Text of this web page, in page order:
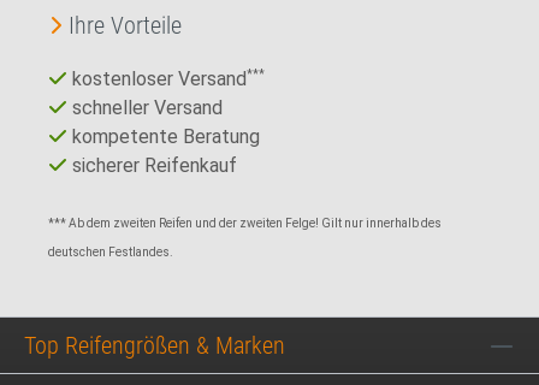
Ihre Vorteile
kostenloser Versand***
schneller Versand
kompetente Beratung
sicherer Reifenkauf
*** Ab dem zweiten Reifen und der zweiten Felge! Gilt nur innerhalb des
deutschen Festlandes.
Top Reifengrößen & Marken